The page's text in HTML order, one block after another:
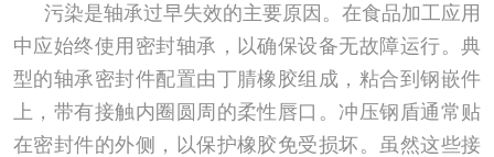
污染是轴承过早失效的主要原因。在食品加工应用
中应始终使用密封轴承，以确保设备无故障运行。典
型的轴承密封件配置由丁腈橡胶组成，粘合到钢嵌件
上，带有接触内圈圆周的柔性唇口。冲压钢盾通常贴
在密封件的外侧，以保护橡胶免受损坏。虽然这些接